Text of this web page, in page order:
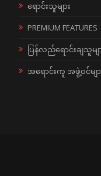
ရောင်းသူများ
PREMIUM FEATURES
ပြန်လည်ရောင်းချသူမျ
အရောင်းကူ အဖွဲ့ဝင်မျာ